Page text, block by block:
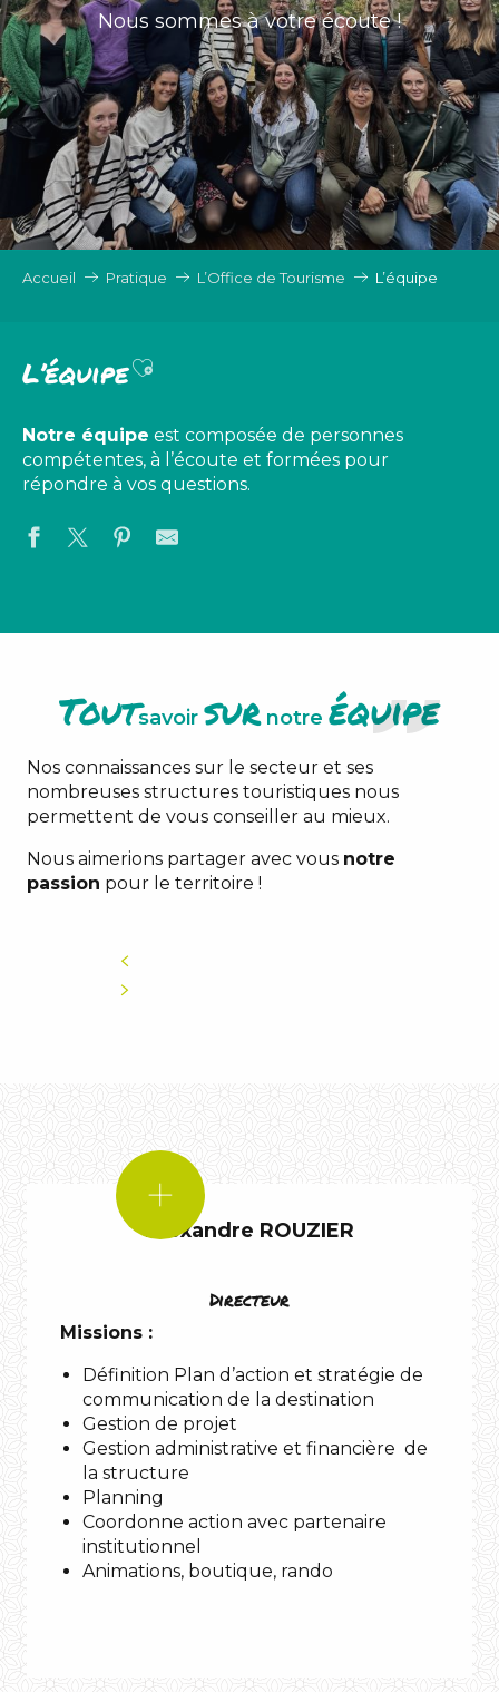
Nous sommes à votre écoute !
Accueil Pratique L’Office de Tourisme L’équipe
L’équipeAjouter aux favoris
Notre équipe est composée de personnes
compétentes, à l’écoute et formées pour
répondre à vos questions.
Toutsavoir surnotre équipe
Nos connaissances sur le secteur et ses
nombreuses structures touristiques nous
permettent de vous conseiller au mieux.
Nous aimerions partager avec vous notre
passion pour le territoire !
SI
J’ETAIS
l’Aubrac
Gorges
du
Tarn
Alexandre ROUZIER
Directeur
Missions :
Définition Plan d’action et stratégie de
communication de la destination
Gestion de projet
Gestion administrative et financière de
la structure
Planning
Coordonne action avec partenaire
institutionnel
Animations, boutique, rando